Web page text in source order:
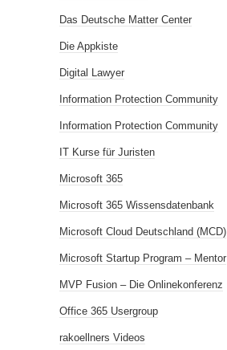
Das Deutsche Matter Center
Die Appkiste
Digital Lawyer
Information Protection Community
Information Protection Community
IT Kurse für Juristen
Microsoft 365
Microsoft 365 Wissensdatenbank
Microsoft Cloud Deutschland (MCD)
Microsoft Startup Program – Mentor
MVP Fusion – Die Onlinekonferenz
Office 365 Usergroup
rakoellners Videos